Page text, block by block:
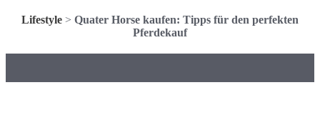
Lifestyle > Quater Horse kaufen: Tipps für den perfekten
Pferdekauf